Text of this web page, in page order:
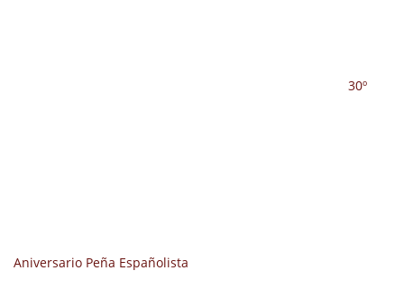
30º
Aniversario Peña Españolista